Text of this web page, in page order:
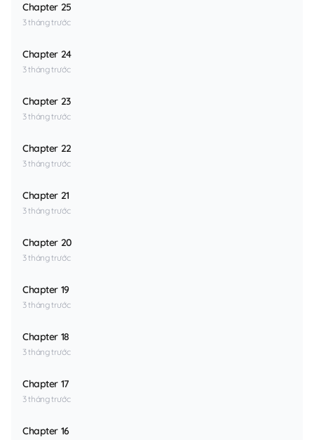
Chapter 25
3 tháng trước
Chapter 24
3 tháng trước
Chapter 23
3 tháng trước
Chapter 22
3 tháng trước
Chapter 21
3 tháng trước
Chapter 20
3 tháng trước
Chapter 19
3 tháng trước
Chapter 18
3 tháng trước
Chapter 17
3 tháng trước
Chapter 16